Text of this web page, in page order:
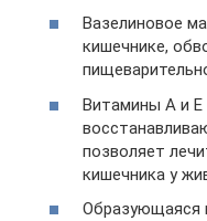
Вазелиновое
кишечнике,
Витамины А и
позволяет
кишечника у
Образующаяся